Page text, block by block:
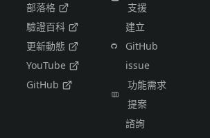
部落格
驗證百科
更新動態
YouTube
GitHub
支援
建立
GitHub
issue
功能需求
提案
諮詢